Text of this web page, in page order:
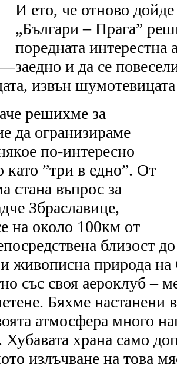
И ето, че отново
„Българи – Прага”
поредната интерестна
заедно и да се
извън
решихме за
да огранизираме
по-интересно
”три в едно”. От
стана въпрос за
Збраславице,
на около 100км от
близост
живописна природа
със своя аероклуб –
Бяхме настанени
атмосфера много
Хубавата храна само
излъчване на това